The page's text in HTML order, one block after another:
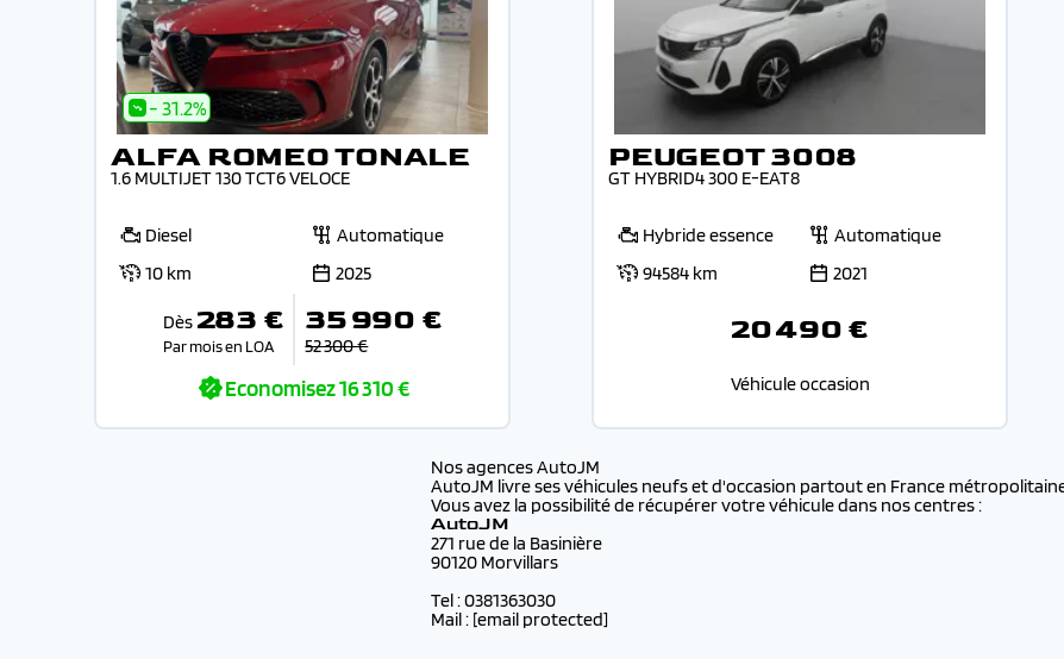
- 31.2%
ALFA ROMEO TONALE
1.6 MULTIJET 130 TCT6 VELOCE
Diesel
Automatique
10 km
2025
Dès 283 €
Par mois en LOA
35 990 €
52 300 €
Economisez16 310 €
PEUGEOT 3008
GT HYBRID4 300 E-EAT8
Hybride essence
Automatique
94584 km
2021
20 490 €
Véhicule occasion
Nos agences AutoJM
AutoJM livre ses véhicules neufs et d'occasion partout en France
Vous avez la possibilité de récupérer votre véhicule dans nos centres :
AutoJM
271 rue de la Basinière
90120 Morvillars
Tel : 0381363030
Mail : [email protected]